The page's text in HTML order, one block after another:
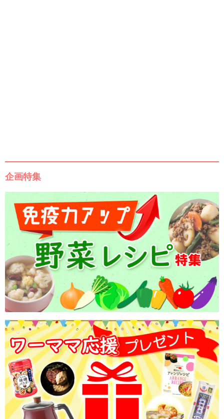
企画特集